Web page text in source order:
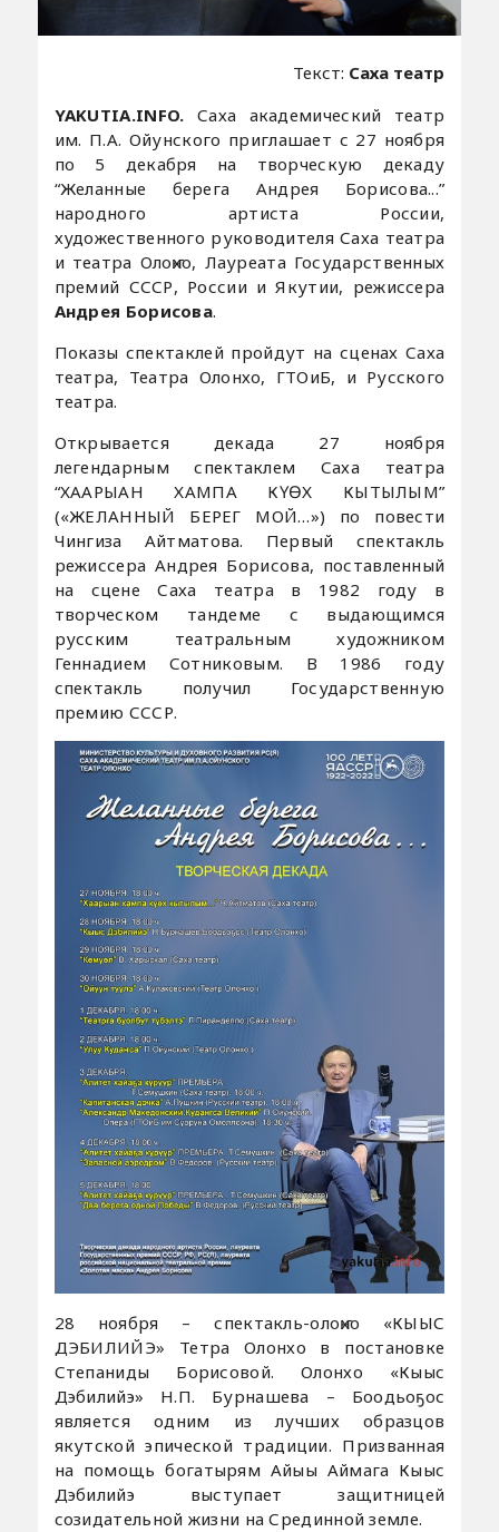
Текст: Саха театр
YAKUTIA.INFO. Саха академический театр
им. П.А. Ойунского приглашает с 27 ноября
по 5 декабря на творческую декаду
“Желанные берега Андрея Борисова...”
народного артиста России,
художественного руководителя Саха театра
и театра Олоҥхо, Лауреата Государственных
премий СССР, России и Якутии, режиссера
Андрея Борисова.
Показы спектаклей пройдут на сценах Саха
театра, Театра Олонхо, ГТОиБ, и Русского
театра.
Открывается декада 27 ноября
легендарным спектаклем Саха театра
“ХААРЫАН ХАМПА КҮӨХ КЫТЫЛЫМ”
(«ЖЕЛАННЫЙ БЕРЕГ МОЙ…») по повести
Чингиза Айтматова. Первый спектакль
режиссера Андрея Борисова, поставленный
на сцене Саха театра в 1982 году в
творческом тандеме с выдающимся
русским театральным художником
Геннадием Сотниковым. В 1986 году
спектакль получил Государственную
премию СССР.
28 ноября – спектакль-олоҥхо «КЫЫС
ДЭБИЛИЙЭ» Тетра Олонхо в постановке
Степаниды Борисовой. Олонхо «Кыыс
Дэбилийэ» Н.П. Бурнашева – Боодьоҕос
является одним из лучших образцов
якутской эпической традиции. Призванная
на помощь богатырям Айыы Аймага Кыыс
Дэбилийэ выступает защитницей
созидательной жизни на Срединной земле.